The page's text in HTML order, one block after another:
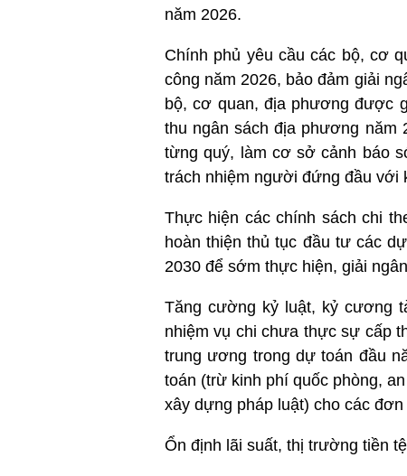
năm 2026.
Chính phủ yêu cầu các bộ, cơ
công năm 2026, bảo đảm giải
bộ, cơ quan, địa phương được
thu ngân sách địa phương năm
từng quý, làm cơ sở cảnh báo
trách nhiệm người đứng đầu với
Thực hiện các chính sách chi
hoàn thiện thủ tục đầu tư các
2030 để sớm thực hiện, giải
Tăng cường kỷ luật, kỷ cương
nhiệm vụ chi chưa thực sự cấp
trung ương trong dự toán đầu
toán (trừ kinh phí quốc phòng,
xây dựng pháp luật) cho các
Ổn định lãi suất, thị trường tiền